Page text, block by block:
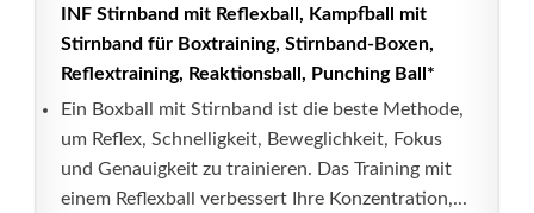
INF Stirnband mit Reflexball, Kampfball mit
Stirnband für Boxtraining, Stirnband-Boxen,
Reflextraining, Reaktionsball, Punching Ball*
Ein Boxball mit Stirnband ist die beste Methode,
um Reflex, Schnelligkeit, Beweglichkeit, Fokus
und Genauigkeit zu trainieren. Das Training mit
einem Reflexball verbessert Ihre Konzentration,...